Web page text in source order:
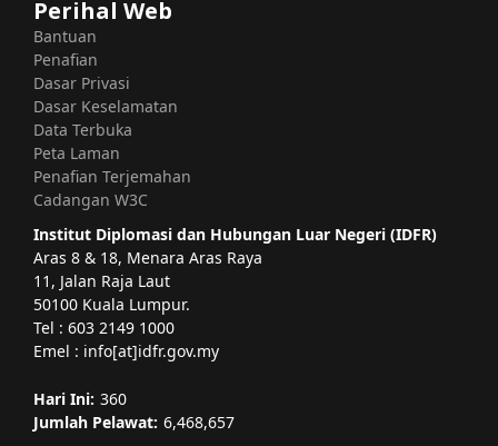
Perihal Web
Bantuan
Penafian
Dasar Privasi
Dasar Keselamatan
Data Terbuka
Peta Laman
Penafian Terjemahan
Cadangan W3C
Institut Diplomasi dan Hubungan Luar Negeri (IDFR)
Aras 8 & 18, Menara Aras Raya
11, Jalan Raja Laut
50100 Kuala Lumpur.
Tel : 603 2149 1000
Emel : info[at]idfr.gov.my
Hari Ini: 360
Jumlah Pelawat: 6,468,657